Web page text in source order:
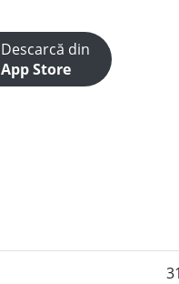
Descarcă din
App Store